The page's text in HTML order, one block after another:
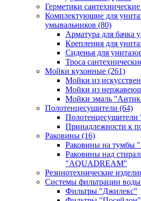
Герметики сантехнические
Комплектующие для
умывальников (80)
Арматура для бачка
Крепления для
Сиденья для
Троса
Мойки кухонные (261)
Мойки из
Мойки из
Мойки эмаль
Полотенцесушители (64)
Принадлежности к
Раковины (16)
Раковины на тумбы
Раковины над
"AQUADREAM"
Резинотехнические
Системы фильтрации воды
Фильтры "Джилекс"